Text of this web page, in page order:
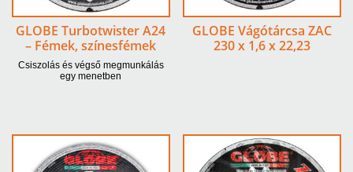
GLOBE Turbotwister A24
– Fémek, színesfémek
Csiszolás és végső megmunkálás
egy menetben
GLOBE Vágótárcsa ZAC
230 x 1,6 x 22,23